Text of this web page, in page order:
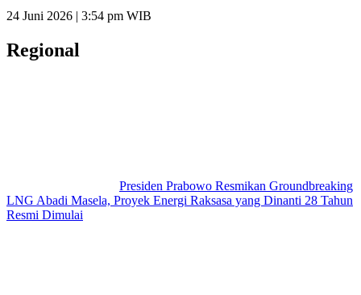
24 Juni 2026 | 3:54 pm WIB
Regional
Presiden Prabowo Resmikan Groundbreaking
LNG Abadi Masela, Proyek Energi Raksasa yang Dinanti 28 Tahun
Resmi Dimulai